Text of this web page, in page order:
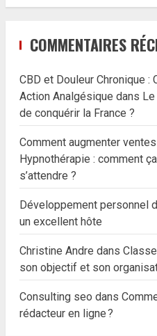
COMMENTAIRES
CBD et Douleur Chronique :
Action Analgésique dans
de conquérir la France ?
Comment augmenter ventes
Hypnothérapie : comment
s’attendre ?
Développement personnel
un excellent hôte
Christine Andre dans
son objectif et son
Consulting seo dans
rédacteur en ligne ?